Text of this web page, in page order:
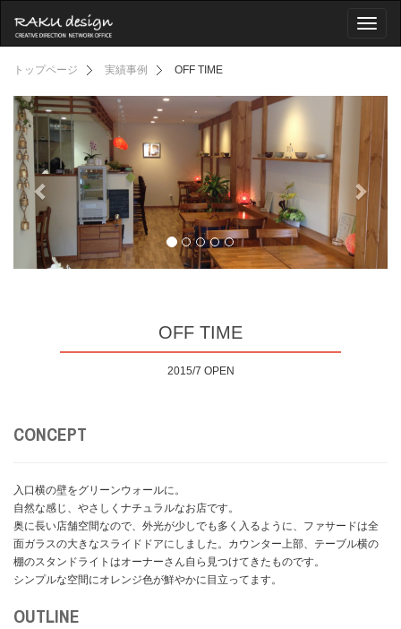
トップページ 実績事例 OFF TIME
OFF TIME
2015/7 OPEN
CONCEPT
入口横の壁をグリーンウォールに。
自然な感じ、やさしくナチュラルなお店です。
奥に長い店舗空間なので、外光が少しでも多く入るように、ファサードは全
面ガラスの大きなスライドドアにしました。カウンター上部、テーブル横の
棚のスタンドライトはオーナーさん自ら見つけてきたものです。
シンプルな空間にオレンジ色が鮮やかに目立ってます。
OUTLINE